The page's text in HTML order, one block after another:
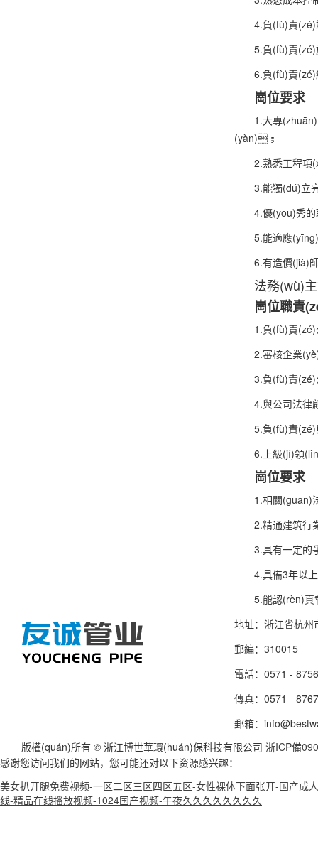
4.負(fù)責
5.負(fù)責
6.負(fù)責
崗位要求
1.大專
(yàn)；
2.熟悉工程項
3.能獨(dú)立
4.優(yōu)秀
5.能適應
6.有造價(jià)
法務(wù)
崗位職責
1.負(fù)責
2.審核企業
3.負(fù)責
4.與公司法
5.負(fù)責
6.上級(jí)領
崗位要求
1.相關(guān)
2.精通建筑行
3.具有一定的
4.具備3年以
5.能認(rèn)
地址：浙江省杭
郵編：310015
電話：0571 -
傳真：0571 -
郵箱：
版權(quán)所有 © 浙江博世華環(huán)保科技有限公司 浙ICP備
感谢您访问我们的网站，您可能还对以下资源感兴趣：
美女扒开腿免费视频-一区二区三区四区五区-女性裸体下面张开-国产
线-精品在线播放视频-1024国产视频-午夜久久久久久久久久